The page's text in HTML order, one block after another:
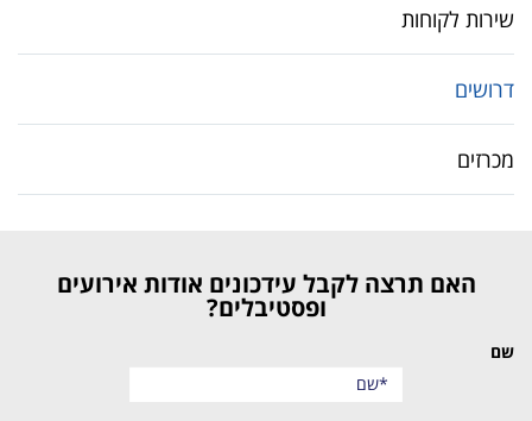
שירות לקוחות
דרושים
מכרזים
האם תרצה לקבל עידכונים אודות אירועים
ופסטיבלים?
שם